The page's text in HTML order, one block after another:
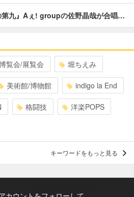
第九』Aぇ! groupの佐野晶哉が合唱…
覧会/展覧会 堀ちえみ
美術館/博物館 indigo la End
格闘技 洋楽POPS
キーワードをもっと見る